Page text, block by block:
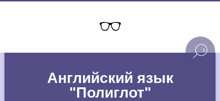
Английский язык
"Полиглот"